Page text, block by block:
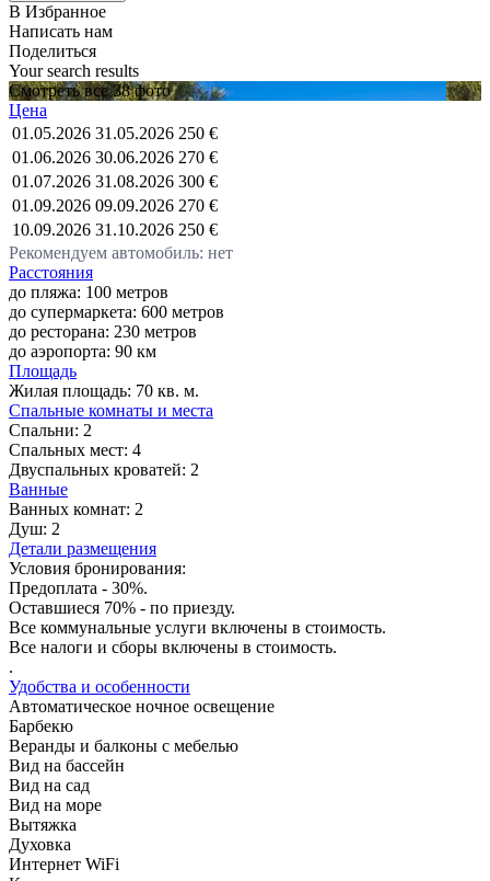
В Избранное
Написать нам
Поделиться
Your search results
Смотреть все 38 фото
Цена
01.05.2026 31.05.2026 250 €
01.06.2026 30.06.2026 270 €
01.07.2026 31.08.2026 300 €
01.09.2026 09.09.2026 270 €
10.09.2026 31.10.2026 250 €
Рекомендуем автомобиль: нет
Расстояния
до пляжа: 100 метров
до супермаркета: 600 метров
до ресторана: 230 метров
до аэропорта: 90 км
Площадь
Жилая площадь: 70 кв. м.
Спальные комнаты и места
Спальни: 2
Спальных мест: 4
Двуспальных кроватей: 2
Ванные
Ванных комнат: 2
Душ: 2
Детали размещения
Условия бронирования:
Предоплата - 30%.
Оставшиеся 70% - по приезду.
Все коммунальные услуги включены в стоимость.
Все налоги и сборы включены в стоимость.
.
Удобства и особенности
Автоматическое ночное освещение
Барбекю
Веранды и балконы с мебелью
Вид на бассейн
Вид на сад
Вид на море
Вытяжка
Духовка
Интернет WiFi